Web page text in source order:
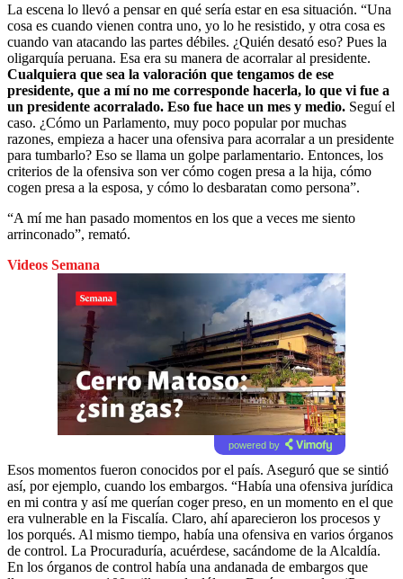
La escena lo llevó a pensar en qué sería estar en esa situación. “Una
cosa es cuando vienen contra uno, yo lo he resistido, y otra cosa es
cuando van atacando las partes débiles. ¿Quién desató eso? Pues la
oligarquía peruana. Esa era su manera de acorralar al presidente.
Cualquiera que sea la valoración que tengamos de ese
presidente, que a mí no me corresponde hacerla, lo que vi fue a
un presidente acorralado. Eso fue hace un mes y medio. Seguí el
caso. ¿Cómo un Parlamento, muy poco popular por muchas
razones, empieza a hacer una ofensiva para acorralar a un presidente
para tumbarlo? Eso se llama un golpe parlamentario. Entonces, los
criterios de la ofensiva son ver cómo cogen presa a la hija, cómo
cogen presa a la esposa, y cómo lo desbaratan como persona”.
“A mí me han pasado momentos en los que a veces me siento
arrinconado”, remató.
Videos Semana
powered by
Esos momentos fueron conocidos por el país. Aseguró que se sintió
así, por ejemplo, cuando los embargos. “Había una ofensiva jurídica
en mi contra y así me querían coger preso, en un momento en el que
era vulnerable en la Fiscalía. Claro, ahí aparecieron los procesos y
los porqués. Al mismo tiempo, había una ofensiva en varios órganos
de control. La Procuraduría, acuérdese, sacándome de la Alcaldía.
En los órganos de control había una andanada de embargos que